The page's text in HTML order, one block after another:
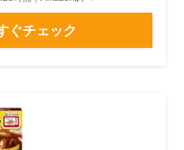
ぐチェック